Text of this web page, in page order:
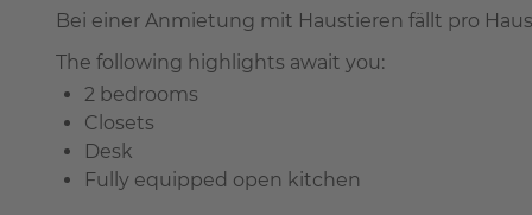
Bei einer Anmietung mit Haustieren fällt pro
The following highlights await you:
2 bedrooms
Closets
Desk
Fully equipped open kitchen